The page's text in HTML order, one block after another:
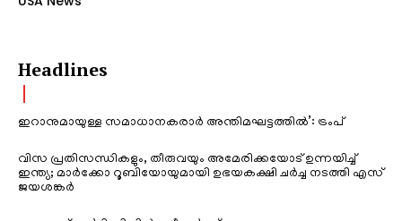
Headlines
ഇറാനുമായുള്ള സമാധാനകരാർ അന്തിമഘട്ടത്തിൽ‌’: ട്രംപ്
വിസ പ്രതിസന്ധികളും, തീരുവയും അമേരിക്കയോട് ഉന്നയിച്ച്
ഇന്ത്യ; മാർക്കോ റൂബിയോയുമായി ഉഭയകക്ഷി ചർച്ച നടത്തി എസ്
ജയശങ്കർ